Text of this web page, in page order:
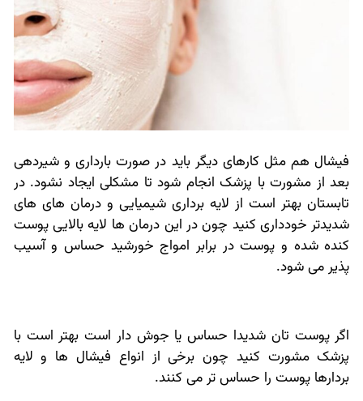
فیشال هم مثل کارهای دیگر باید در صورت بارداری و شیردهی
بعد از مشورت با پزشک انجام شود تا مشکلی ایجاد نشود. در
تابستان بهتر است از لایه برداری شیمیایی و درمان های های
شدیدتر خودداری کنید چون در این درمان ها لایه بالایی پوست
کنده شده و پوست در برابر امواج خورشید حساس و آسیب
پذیر می شود.
اگر پوست تان شدیدا حساس یا جوش دار است بهتر است با
پزشک مشورت کنید چون برخی از انواع فیشال ها و لایه
بردارها پوست را حساس تر می کنند.